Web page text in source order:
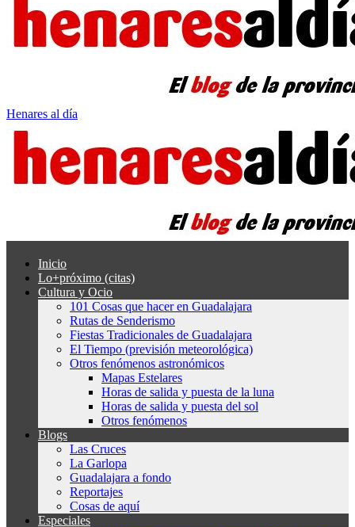
Henares al día
Inicio
Lo+próximo (citas)
Cultura y Ocio
101 Cosas que hacer en Guadalajara
Rutas de Senderismo
Fiestas Tradicionales de Guadalajara
El Tiempo (previsión meteorológica)
Otros fenómenos astronómicos
Mapas Estelares
Horas de salida y puesta de la luna
Horas de salida y puesta del sol
Otros fenómenos
Blogs
Las Cruces
La Garlopa
Guadalajara a fondo
Reportajes
Cosas de aquí
Especiales